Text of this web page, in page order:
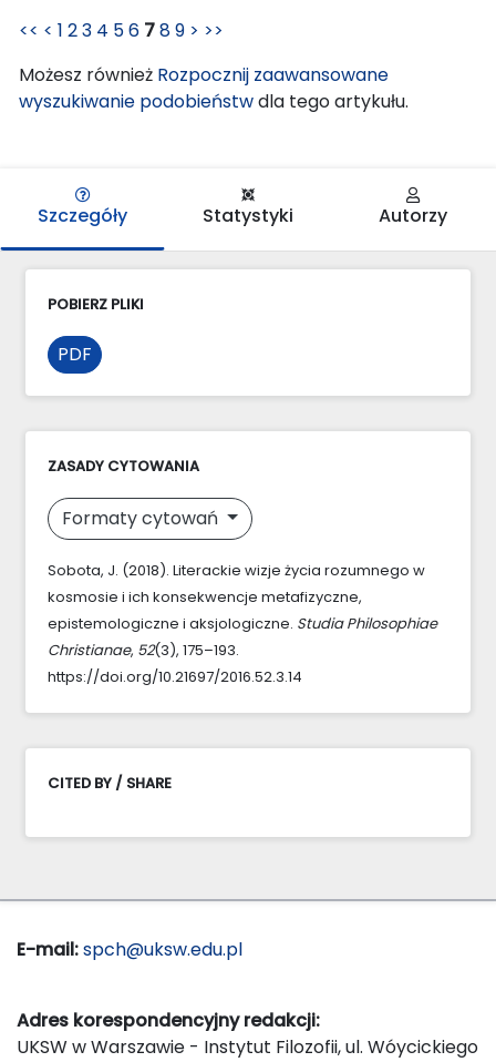
<< < 1 23 4 56 789 > >>
Możesz również Rozpocznij zaawansowane
wyszukiwanie podobieństwdla tego artykułu.
Szczegóły Statystyki Autorzy
POBIERZ PLIKI
PDF
ZASADY CYTOWANIA
Formaty cytowań
Sobota, J. (2018). Literackie wizje życia rozumnego w
kosmosie i ich konsekwencje metafizyczne,
epistemologiczne i aksjologiczne. Studia Philosophiae
Christianae, 52(3), 175–193.
https://doi.org/10.21697/2016.52.3.14
CITED BY / SHARE
E-mail:spch@uksw.edu.pl
Adres korespondencyjny redakcji:
UKSW w Warszawie - Instytut Filozofii, ul. Wóycickiego